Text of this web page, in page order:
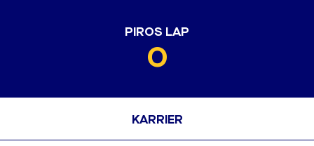
PIROS LAP
0
KARRIER